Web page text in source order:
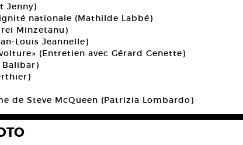
Jenny)
nationale (Mathilde Labbé)
Minzetanu)
Louis Jeannelle)
(Entretien avec Gérard Genette)
Balibar)
de Steve McQueen (Patrizia Lombardo)